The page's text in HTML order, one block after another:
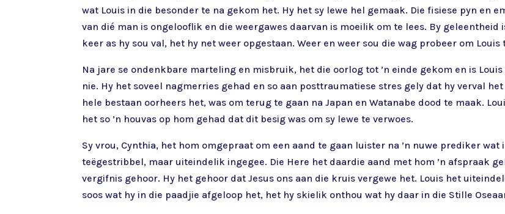
wat Louis in die besonder te na gekom het. Hy het sy lewe hel gemaak. Die fisiese pyn en
van dié man is ongelooflik en die weergawes daarvan is moeilik om te lees. By
keer as hy sou val, het hy net weer opgestaan. Weer en weer sou die wag probeer om Louis
Na jare se ondenkbare marteling en misbruik, het die oorlog tot ’n einde gekom en is
nie. Hy het soveel nagmerries gehad en so aan posttraumatiese stres gely dat hy verval
hele bestaan oorheers het, was om terug te gaan na Japan en Watanabe dood te maak.
het so ’n houvas op hom gehad dat dit besig was om sy lewe te verwoes.
Sy vrou, Cynthia, het hom omgepraat om een aand te gaan luister na ’n nuwe prediker
teëgestribbel, maar uiteindelik ingegee. Die Here het daardie aand met hom ’n afspraak
vergifnis gehoor. Hy het gehoor dat Jesus ons aan die kruis vergewe het. Louis het
soos wat hy in die paadjie afgeloop het, het hy skielik onthou wat hy daar in die Stille